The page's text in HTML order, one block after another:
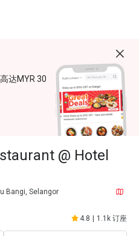
达MYR 30
@ Hotel
Bangi, Selangor
4.8 1.1k 订座